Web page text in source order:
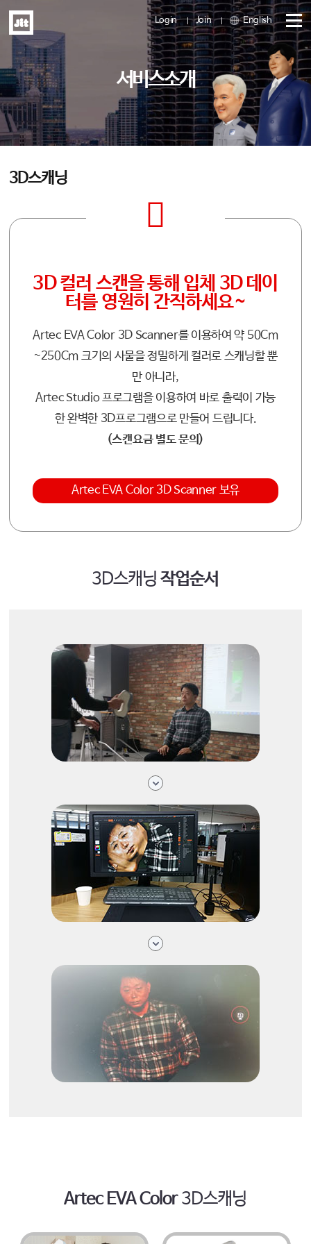
Login Join
English
메
뉴
서비스소개
3D스캐닝
3D 컬러 스캔을 통해 입체 3D 데이
터를 영원히 간직하세요~
Artec EVA Color 3D Scanner를 이용하여 약 50Cm
~250Cm 크기의 사물을 정밀하게 컬러로 스캐닝할 뿐
만 아니라,
Artec Studio 프로그램을 이용하여 바로 출력이 가능
한 완벽한 3D프로그램으로 만들어 드립니다.
(스캔요금 별도 문의)
Artec EVA Color 3D Scanner 보유
3D스캐닝작업순서
Artec EVA Color3D스캐닝